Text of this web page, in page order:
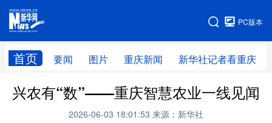
PC版本
首页 要闻 图片 重庆新闻 新华社记者看重庆
网站地图
兴农有“数”——重庆智慧农业一线见闻
2026-06-03 18:01:53 来源：新华社